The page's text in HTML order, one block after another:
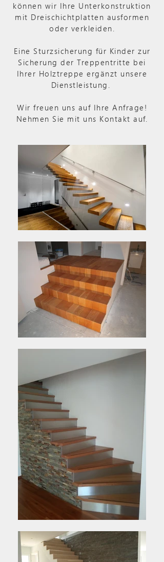
können wir Ihre Unterkonstruktion
mit Dreischichtplatten ausformen
oder verkleiden.
Eine Sturzsicherung für Kinder zur
Sicherung der Treppentritte bei
Ihrer Holztreppe ergänzt unsere
Dienstleistung.
Wir freuen uns auf Ihre Anfrage!
Nehmen Sie mit uns Kontakt auf.